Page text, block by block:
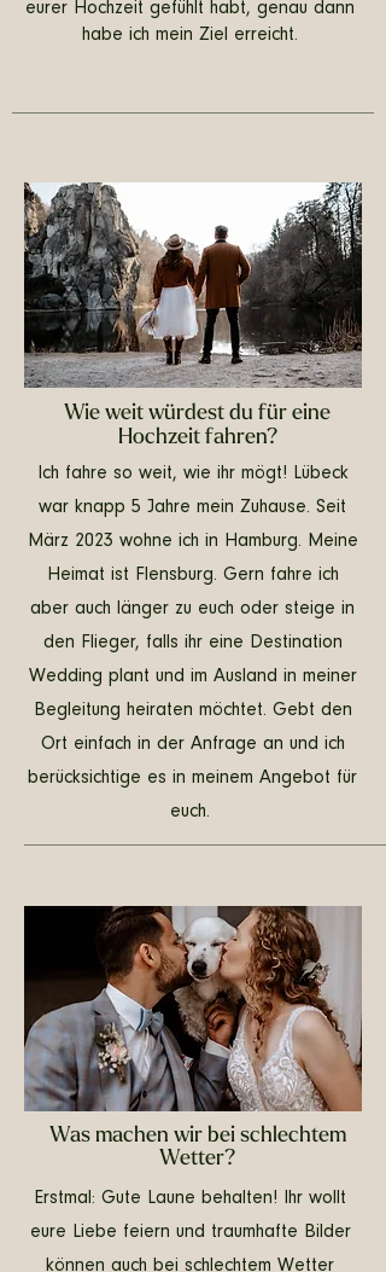
eurer Hochzeit gefühlt habt, genau dann
habe ich mein Ziel erreicht.
Wie weit würdest du für eine
Hochzeit fahren?
Ich fahre so weit, wie ihr mögt! Lübeck
war knapp 5 Jahre mein Zuhause. Seit
März 2023 wohne ich in Hamburg. Meine
Heimat ist Flensburg. Gern fahre ich
aber auch länger zu euch oder steige in
den Flieger, falls ihr eine Destination
Wedding plant und im Ausland in meiner
Begleitung heiraten möchtet. Gebt den
Ort einfach in der Anfrage an und ich
berücksichtige es in meinem Angebot für
euch.
Was machen wir bei schlechtem
Wetter?
Erstmal: Gute Laune behalten! Ihr wollt
eure Liebe feiern und traumhafte Bilder
können auch bei schlechtem Wetter